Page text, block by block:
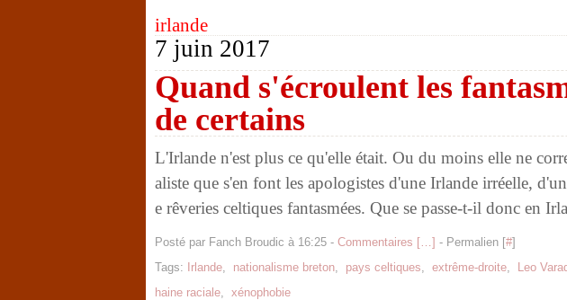
irlande
7 juin 2017
Quand s'écroulent les
de certains
L'Irlande n'est plus ce qu'elle était. Ou du moins elle ne
aliste que s'en font les apologistes d'une Irlande irréelle,
e rêveries celtiques fantasmées. Que se passe-t-il donc en
Posté par Fanch Broudic à 16:25 - Commentaires […] - Permalien [#]
Tags:
Irlande, nationalisme breton, pays celtiques, extrême-droite, Leo
haine raciale, xénophobie